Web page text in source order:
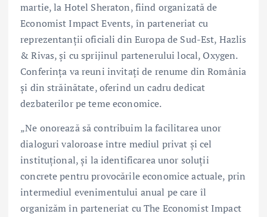
martie, la Hotel Sheraton, fiind organizată de
Economist Impact Events, în parteneriat cu
reprezentanții oficiali din Europa de Sud-Est, Hazlis
& Rivas, și cu sprijinul partenerului local, Oxygen.
Conferința va reuni invitați de renume din România
și din străinătate, oferind un cadru dedicat
dezbaterilor pe teme economice.
„Ne onorează să contribuim la facilitarea unor
dialoguri valoroase între mediul privat și cel
instituțional, și la identificarea unor soluții
concrete pentru provocările economice actuale, prin
intermediul evenimentului anual pe care îl
organizăm în parteneriat cu The Economist Impact